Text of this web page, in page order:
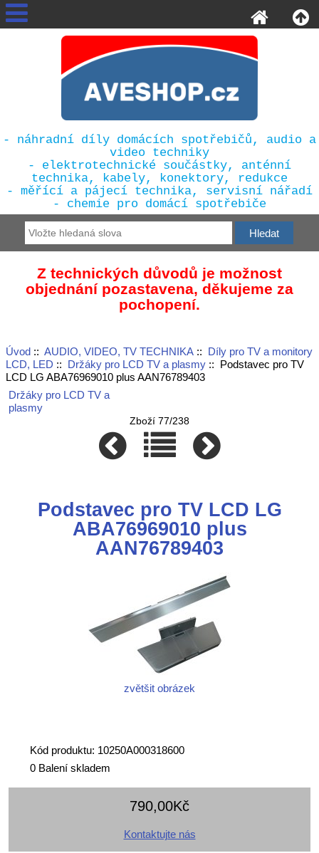
- náhradní díly domácích spotřebičů, audio a
video techniky
- elektrotechnické součástky, anténní
technika, kabely, konektory, redukce
- měřící a pájecí technika, servisní nářadí
- chemie pro domácí spotřebiče
Z technických důvodů je možnost
objednání pozastavena, děkujeme za
pochopení.
Úvod:: AUDIO, VIDEO, TV TECHNIKA:: Díly pro TV a monitory
LCD, LED :: Držáky pro LCD TV a plasmy:: Podstavec pro TV
LCD LG ABA76969010 plus AAN76789403
Držáky pro LCD TV a
plasmy
Zboží 77/238
Podstavec pro TV LCD LG
ABA76969010 plus
AAN76789403
zvětšit obrázek
Kód produktu: 10250A000318600
0 Balení skladem
790,00Kč
Kontaktujte nás